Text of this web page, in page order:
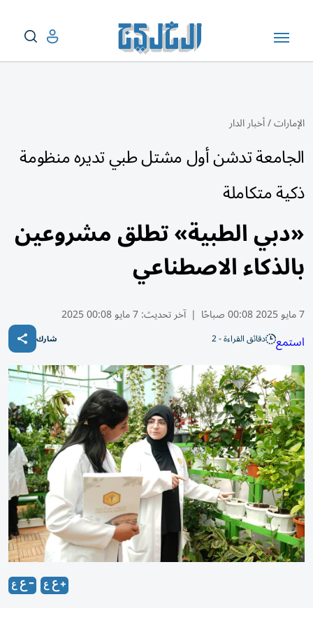
الإمارات/أخبار الدار
الجامعة تدشن أول مشتل طبي تديره منظومة
ذكية متكاملة
«دبي الطبية» تطلق مشروعين
بالذكاء الاصطناعي
7 مايو 2025 00:08 صباحًا | آخر تحديث:7 مايو 00:08 2025
استمع دقائق القراءة - 2 شارك